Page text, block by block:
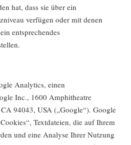
hat, dass sie über ein
verfügen oder mit denen
entsprechendes
Analytics, einen
Inc., 1600 Amphitheatre
94043, USA („Google“). Google
Textdateien, die auf Ihrem
und eine Analyse Ihrer Nutzung